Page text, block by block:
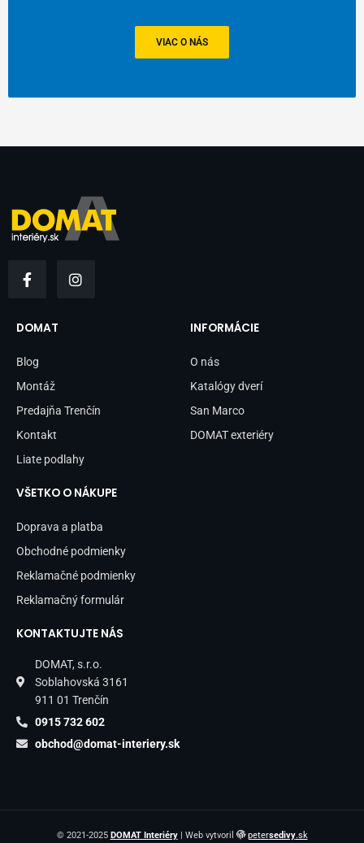
VIAC O NÁS
a
b
o
k
-
n
DOMAT
Blog
Montáž
Predajňa Trenčín
Kontakt
Liate podlahy
INFORMÁCIE
O nás
Katalógy dverí
San Marco
DOMAT exteriéry
VŠETKO O NÁKUPE
Doprava a platba
Obchodné podmienky
Reklamačné podmienky
Reklamačný formulár
KONTAKTUJTE NÁS
DOMAT, s.r.o.
Soblahovská 3161
911 01 Trenčín
0915 732 602
obchod@domat-interiery.sk
© 2021-2025 DOMAT Interiéry| Web vytvoril petersedivy.sk